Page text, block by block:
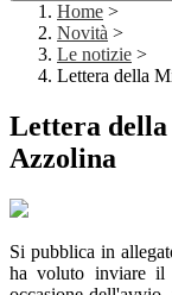
Home >
Novità >
Le notizie >
Lettera della
Lettera
Azzolina
Si pubblica in
ha voluto inviare il